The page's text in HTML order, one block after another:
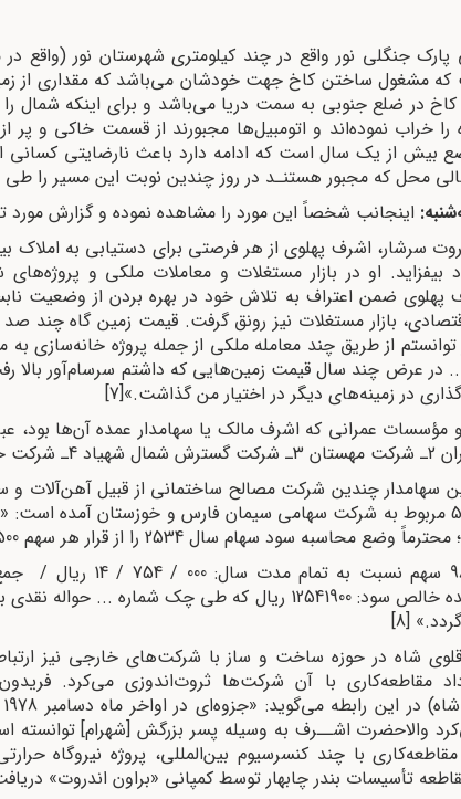
پارک جنگلی نور واقع در چند کیلومتری شهرستان نور (واقع
مشغول ساختن کاخ جهت خودشان می‌باشد که مقداری از
در ضلع جنوبی به سمت دریا می‌باشد و برای اینکه شمال
خراب نموده‌اند و اتومبیل‌ها مجبورند از قسمت خاکی و پر
بیش از یک سال است که ادامه دارد باعث نارضایتی کسانی‌
محل که مجبور هستنـد در روز چندین نوبت این مسیر را طی
اینجانب شخصاً این مورد را مشاهده نموده و گزارش مورد
سرشار، اشرف پهلوی از هر فرصتی برای دستیابی به املاک
بیفزاید. او در بازار مستغلات و معاملات ملکى و
ضمن اعتراف به تلاش خود در بهره بردن از وضعیت
بازار مستغلات نیز رونق گرفت. قیمت زمین گاه چند
توانستم از طریق چند معامله ملکى از جمله پروژه خانه‌سازی
در عرض چند سال قیمت زمین‌هایی که داشتم سرسام‌آور بالا
در زمینه‌های دیگر در اختیار من گذاشت.»[7]
س.ر.ى.
سهامدار چندین شرکت مصالح ساختمانی از قبیل آهن‌آلات و
20 شهریور 56 مربوط به شرکت سهامی سیمان فارس و خوزستان آمده
سود سهام سال 2534 را از قرار هر سهم 1500 ریال به شرح زیر اعلام می‌دارد:
[8]
شاه در حوزه ساخت و ساز با شرکت‌های خارجی نیز
مقاطعه‌کاری با آن شرکت‌ها ثروت‌اندوزی می‌کرد.
والاحضرت اشــرف به وسیله پسر بزرگش [شهرام] توانسته
مقاطعه‌کاری با چند کنسرسیوم بین‌المللی، پروژه نیروگاه
تأسیسات بندر چابهار توسط کمپانی «براون اندروت»